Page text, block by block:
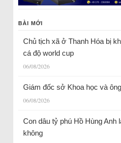
BÀI MỚI
Chủ tịch xã ở Thanh Hóa bị
cá độ world cup
06/08/2026
Giám đốc sở Khoa học và
06/08/2026
Con dâu tỷ phú Hồ Hùng Anh
không